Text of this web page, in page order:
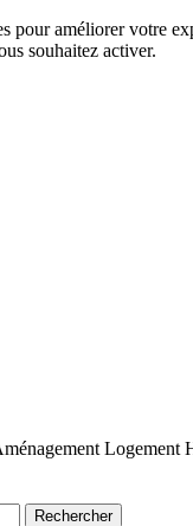
pour améliorer votre
souhaitez activer.
Logement
Rechercher